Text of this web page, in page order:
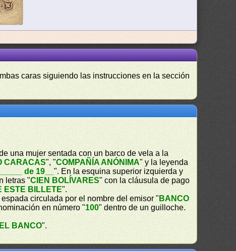
caras siguiendo las instrucciones en la sección
una mujer sentada con un barco de vela a la
CARACAS", "COMPAÑÍA ANÓNIMA" y la leyenda
de 19__". En la esquina superior izquierda y
letras "CIEN BOLÍVARES" con la cláusula de pago
ESTE BILLETE".
circulada por el nombre del emisor " BANCO
en número "100" dentro de un guilloche.
BANCO".